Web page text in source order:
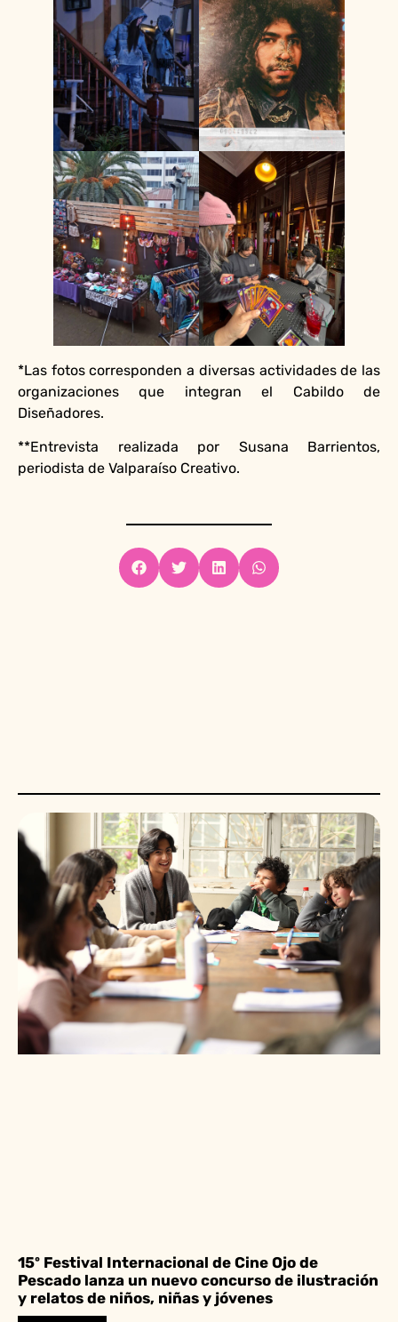
*Las fotos corresponden a diversas actividades de las
organizaciones que integran el Cabildo de
Diseñadores.
**Entrevista realizada por Susana Barrientos,
periodista de Valparaíso Creativo.
15º Festival Internacional de Cine Ojo de
Pescado lanza un nuevo concurso de ilustración
y relatos de niños, niñas y jóvenes